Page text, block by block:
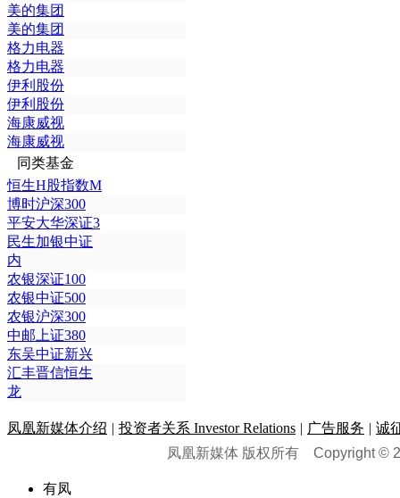
美的集团
美的集团
格力电器
格力电器
伊利股份
伊利股份
海康威视
海康威视
同类基金
恒生H股指数M
博时沪深300
平安大华深证3
民生加银中证
内
农银深证100
农银中证500
农银沪深300
中邮上证380
东吴中证新兴
汇丰晋信恒生
龙
凤凰新媒体介绍 | 投资者关系 Investor Relations | 广告服务 | 诚
凤凰新媒体 版权所有 Copyright ©
有凤